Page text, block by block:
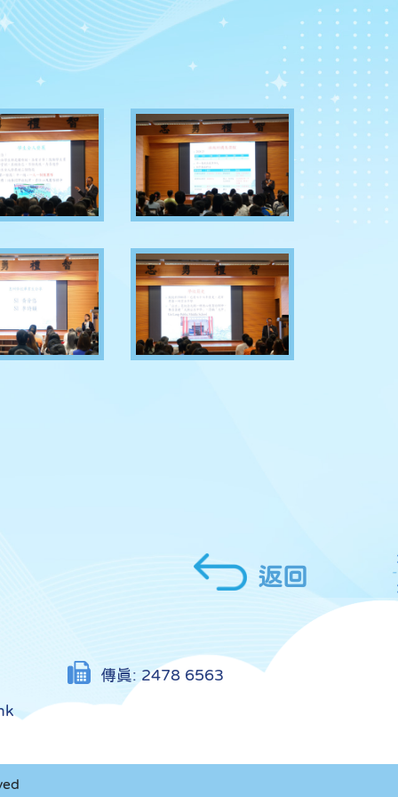
返回
傳真: 2478 6563